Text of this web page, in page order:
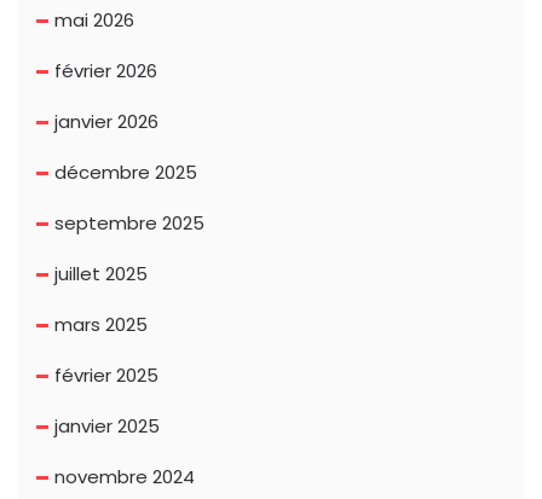
mai 2026
février 2026
janvier 2026
décembre 2025
septembre 2025
juillet 2025
mars 2025
février 2025
janvier 2025
novembre 2024